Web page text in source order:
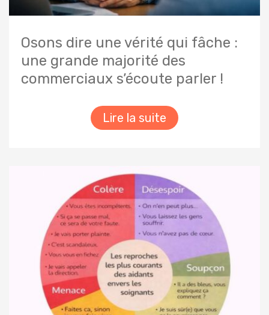
Osons dire une vérité qui fâche :
une grande majorité des
commerciaux s’écoute parler !
Lire la suite